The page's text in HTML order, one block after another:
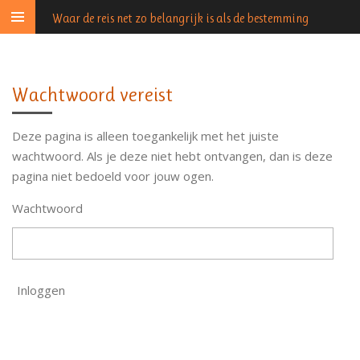
Ga
direct
hoofdinhoud
Waar de reis net zo belangrijk is als de bestemming
Wachtwoord vereist
Deze pagina is alleen toegankelijk met het juiste
wachtwoord. Als je deze niet hebt ontvangen, dan is deze
pagina niet bedoeld voor jouw ogen.
Wachtwoord
Inloggen